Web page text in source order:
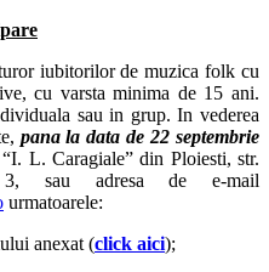
iubitorilor de muzica folk cu
cu varsta minima de 15 ani.
sau in grup. In vederea
pana la data de 22 septembrie
L. Caragiale” din Ploiesti, str.
3, sau adresa de e-mail
urmatoarele:
anexat (click aici);